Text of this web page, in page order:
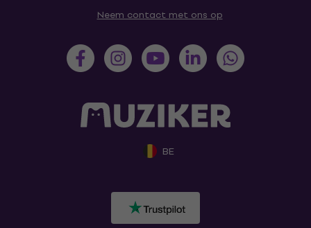
Neem contact met ons op
BE